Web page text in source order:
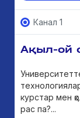
Канал 1
Ақыл-ой
курстар мен
рас па?...